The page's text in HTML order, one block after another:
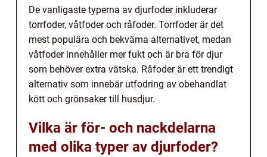
De vanligaste typerna av djurfoder inkluderar
torrfoder, våtfoder och råfoder. Torrfoder är det
mest populära och bekväma alternativet, medan
våtfoder innehåller mer fukt och är bra för djur
som behöver extra vätska. Råfoder är ett trendigt
alternativ som innebär utfodring av obehandlat
kött och grönsaker till husdjur.
Vilka är för- och nackdelarna
med olika typer av djurfoder?